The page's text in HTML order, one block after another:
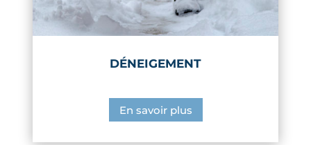
DÉNEIGEMENT
En savoir plus